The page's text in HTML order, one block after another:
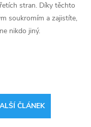
stran. Díky těchto
soukromím a zajistíte,
nikdo jiný.
ČLÁNEK